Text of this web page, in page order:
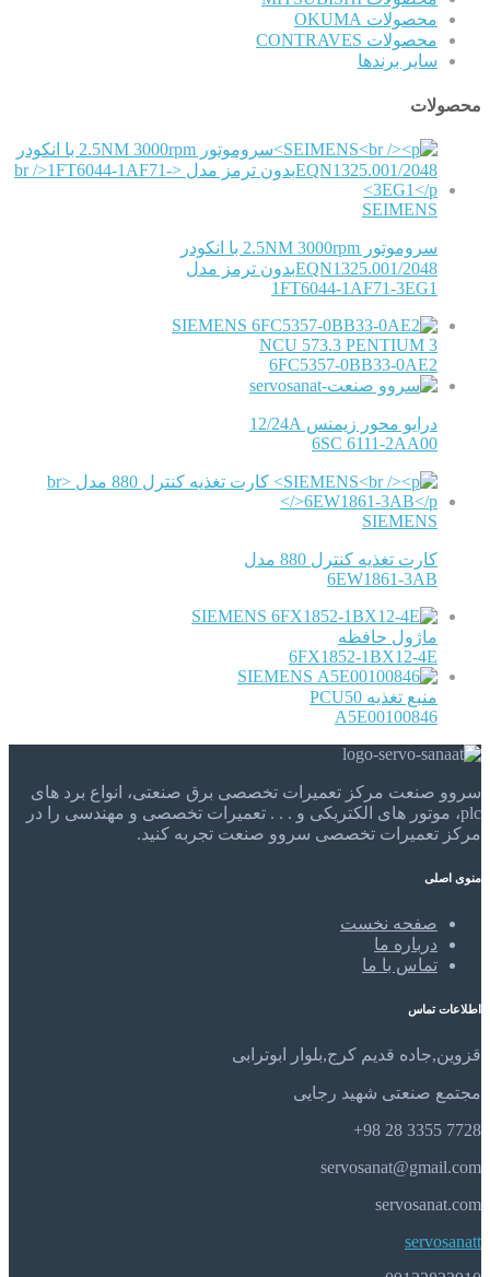
محصولات OKUMA
محصولات CONTRAVES
سایر برندها
محصولات
SEIMENS
سروموتور 2.5NM 3000rpm با انکودر
EQN1325.001/2048بدون ترمز مدل
1FT6044-1AF71-3EG1
SIEMENS
NCU 573.3 PENTIUM 3
6FC5357-0BB33-0AE2
درایو محور زیمنس 12/24A
6SC 6111-2AA00
SIEMENS
کارت تغذیه کنترل 880 مدل
6EW1861-3AB
SIEMENS
ماژول حافظه
6FX1852-1BX12-4E
SIEMENS
منبع تغذیه PCU50
A5E00100846
سروو صنعت مرکز تعمیرات تخصصی برق صنعتی، انواع برد های
plc، موتور های الکتریکی و . . . تعمیرات تخصصی و مهندسی را در
مرکز تعمیرات تخصصی سروو صنعت تجربه کنید.
منوی اصلی
صفحه نخست
درباره ما
تماس با ما
اطلاعات تماس
قزوین,جاده قدیم کرج,بلوار ابوترابی
مجتمع صنعتی شهید رجایی
7728 3355 28 98+
servosanat@gmail.com
servosanat.com
servosanatt